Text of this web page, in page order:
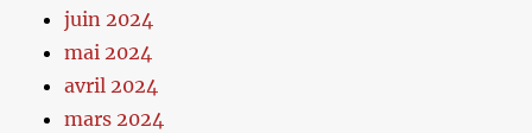
juin 2024
mai 2024
avril 2024
mars 2024